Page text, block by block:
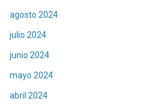
agosto 2024
julio 2024
junio 2024
mayo 2024
abril 2024